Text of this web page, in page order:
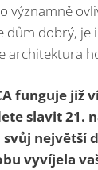
významně
dům dobrý, je
architektura
funguje již
slavit 21.
největší
vyvíjela